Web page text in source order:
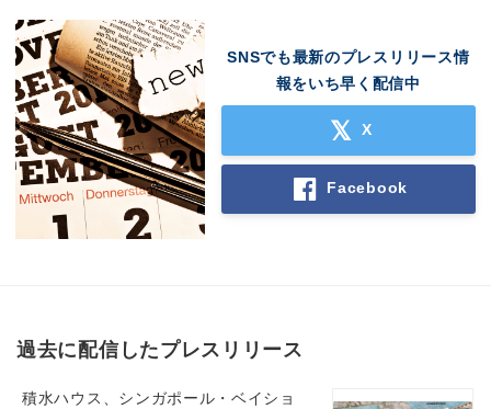
SNSでも最新のプレスリリース情
報をいち早く配信中
X
Facebook
過去に配信したプレスリリース
積水ハウス、シンガポール・ベイショ